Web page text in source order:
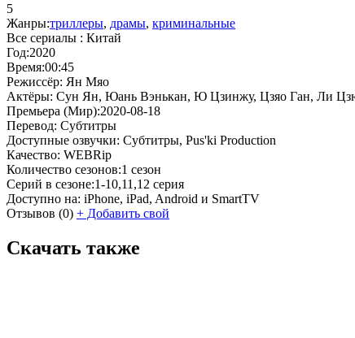
5
Жанры:триллеры, драмы, криминальные
Все сериалы : Китай
Год:2020
Время:00:45
Режиссёр: Ян Мяо
Актёры: Сун Ян, Юань Вэнькан, Ю Цзинжу, Цзяо Ган, Ли
Премьера (Мир):2020-08-18
Перевод: Субтитры
Доступные озвучки: Субтитры, Pus'ki Production
Качество: WEBRip
Количество сезонов:1 сезон
Серий в сезоне:1-10,11,12 серия
Доступно на: iPhone, iPad, Android и SmartTV
Отзывов (0) + Добавить свой
Скачать также